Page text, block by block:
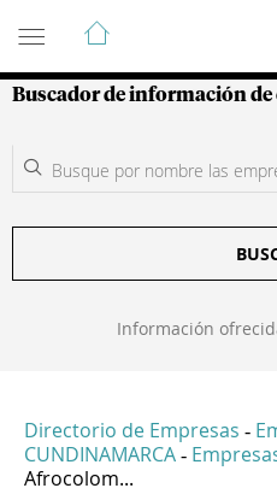
Guía de Empresas
Buscador de información de
Información
Directorio de Empresas -
CUNDINAMARCA -
Afrocolom...